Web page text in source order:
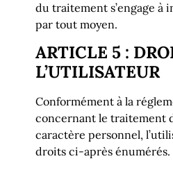
du traitement s’engage à
par tout moyen.
ARTICLE 5 :
L’UTILISATEUR
Conformément à la
concernant le traitement
caractère personnel,
droits ci-après énumérés.